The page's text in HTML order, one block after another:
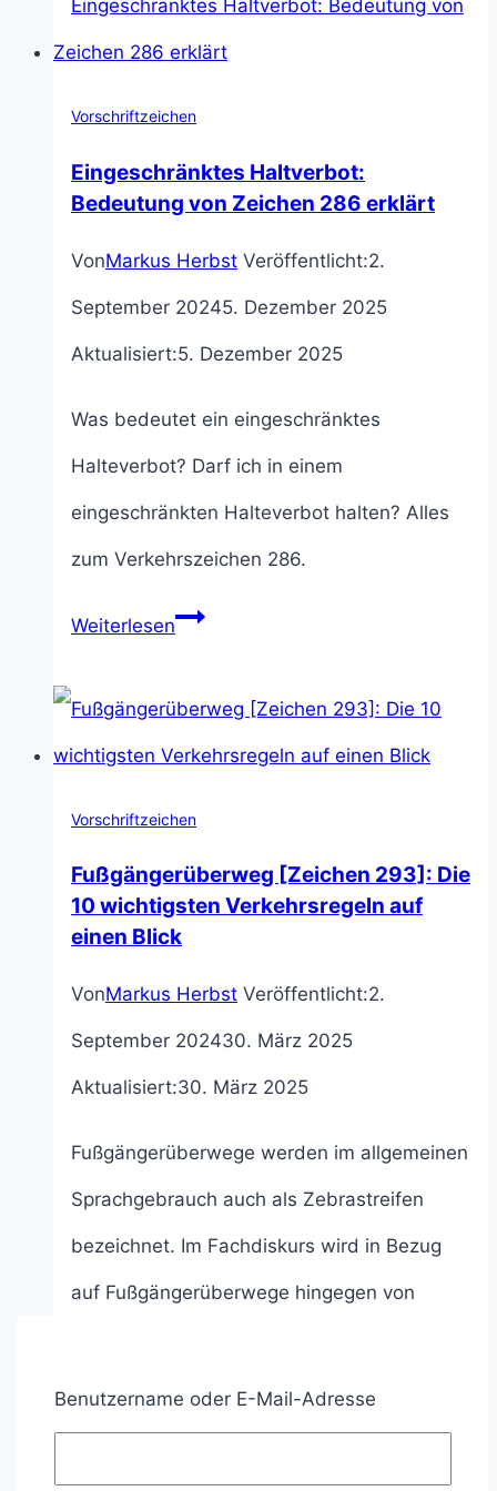
Alle
Verkehrsregeln
290.1
Vorschriftzeichen
Eingeschränktes Haltverbot:
Bedeutung von Zeichen 286 erklärt
VonMarkus Herbst Veröffentlicht:2.
September 20245. Dezember 2025
Aktualisiert:5. Dezember 2025
Was bedeutet ein eingeschränktes
Halteverbot? Darf ich in einem
eingeschränkten Halteverbot halten? Alles
zum Verkehrszeichen 286.
WeiterlesenEingeschränktes
Bedeutung
von
erklärt
Vorschriftzeichen
Fußgängerüberweg [Zeichen 293]: Die
10 wichtigsten Verkehrsregeln auf
einen Blick
VonMarkus Herbst Veröffentlicht:2.
September 202430. März 2025
Aktualisiert:30. März 2025
Fußgängerüberwege werden im allgemeinen
Sprachgebrauch auch als Zebrastreifen
bezeichnet. Im Fachdiskurs wird in Bezug
auf Fußgängerüberwege hingegen von
entscheidende Rolle für die Sicherheit von
Fußgängern im Straßenverkehr. Doch nicht
nur Fußgänger, sondern auch Autofahrer,
Benutzername oder E-Mail-Adresse